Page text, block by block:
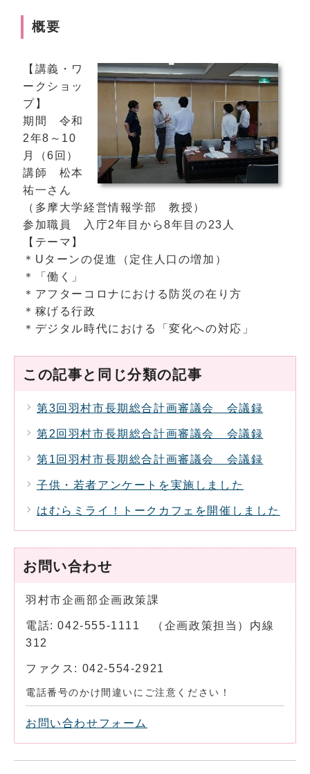
概要
【講義・ワ
ークショッ
プ】
期間 令和
2年8～10
月（6回）
講師 松本
祐一さん
（多摩大学経営情報学部 教授）
参加職員 入庁2年目から8年目の23人
【テーマ】
＊Uターンの促進（定住人口の増加）
＊「働く」
＊アフターコロナにおける防災の在り方
＊稼げる行政
＊デジタル時代における「変化への対応」
この記事と同じ分類の記事
第3回羽村市長期総合計画審議会 会議録
第2回羽村市長期総合計画審議会 会議録
第1回羽村市長期総合計画審議会 会議録
子供・若者アンケートを実施しました
はむらミライ！トークカフェを開催しました
お問い合わせ
羽村市企画部企画政策課
電話: 042-555-1111 （企画政策担当）内線
312
ファクス: 042-554-2921
電話番号のかけ間違いにご注意ください！
お問い合わせフォーム